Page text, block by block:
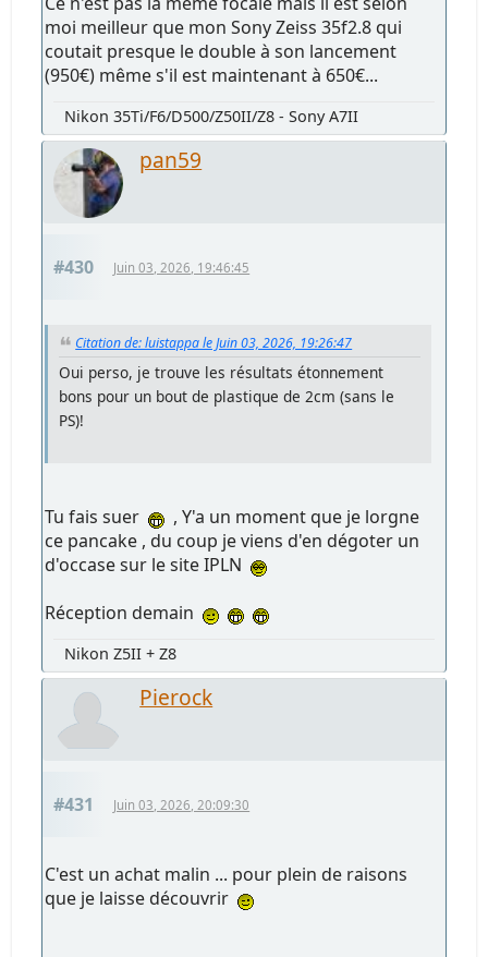
moi meilleur que mon Sony Zeiss 35f2.8 qui
coutait presque le double à son lancement
(950€) même s'il est maintenant à 650€...
Nikon 35Ti/F6/D500/Z50II/Z8 - Sony A7II
pan59
#430 Juin 03, 2026, 19:46:45
Citation de: luistappa le Juin 03, 2026, 19:26:47
Oui perso, je trouve les résultats étonnement
bons pour un bout de plastique de 2cm (sans le
PS)!
Tu fais suer
, Y'a un moment que je lorgne
ce pancake , du coup je viens d'en dégoter un
d'occase sur le site IPLN
Réception demain
Nikon Z5II + Z8
Pierock
#431 Juin 03, 2026, 20:09:30
C'est un achat malin ... pour plein de raisons
que je laisse découvrir